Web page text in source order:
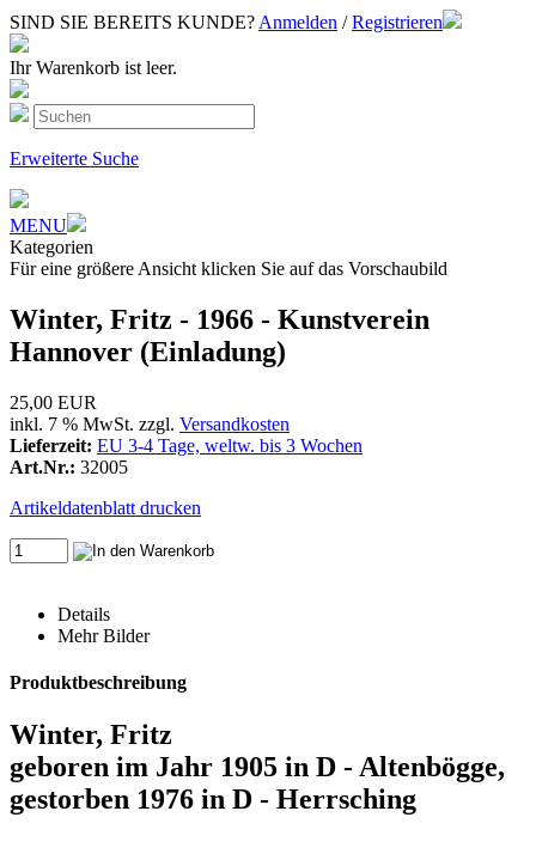
SIND SIE BEREITS KUNDE? Anmelden / Registrieren
Ihr Warenkorb ist leer.
Erweiterte Suche
MENU
Kategorien
Für eine größere Ansicht klicken Sie auf das Vorschaubild
Winter, Fritz - 1966 - Kunstverein
Hannover (Einladung)
25,00 EUR
inkl. 7 % MwSt. zzgl. Versandkosten
Lieferzeit: EU 3-4 Tage, weltw. bis 3 Wochen
Art.Nr.: 32005
Artikeldatenblatt drucken
Details
Mehr Bilder
Produktbeschreibung
Winter, Fritz
geboren im Jahr 1905 in D - Altenbögge,
gestorben 1976 in D - Herrsching